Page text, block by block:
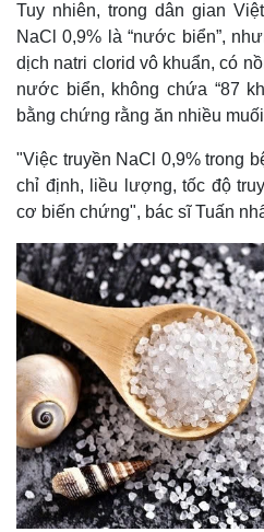
Tuy nhiên, trong dân gian
NaCl 0,9% là “nước biển”,
dịch natri clorid vô khuẩn, có
nước biển, không chứa “87
bằng chứng rằng ăn nhiều
"Việc truyền NaCl 0,9% trong
chỉ định, liều lượng, tốc độ
cơ biến chứng", bác sĩ Tuấn